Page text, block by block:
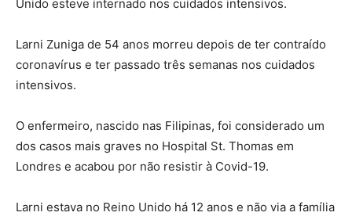
Unido esteve internado nos cuidados intensivos.
Larni Zuniga de 54 anos morreu depois de ter contraído
coronavírus e ter passado três semanas nos cuidados
intensivos.
O enfermeiro, nascido nas Filipinas, foi considerado um
dos casos mais graves no Hospital St. Thomas em
Londres e acabou por não resistir à Covid-19.
Larni estava no Reino Unido há 12 anos e não via a família